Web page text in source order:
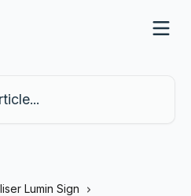
Lumin Sign